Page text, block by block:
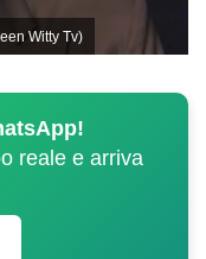
Witty Tv)
reale e arriva